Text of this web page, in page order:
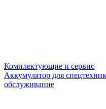
Комплектующие и сервис
Аккумулятор для
обслуживание